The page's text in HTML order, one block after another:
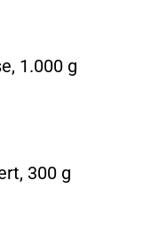
1.000 g
300 g